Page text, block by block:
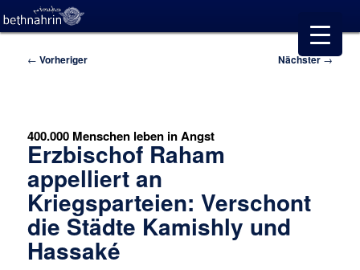
Beitragsnavigation
← Vorheriger Nächster→
400.000 Menschen leben in Angst
Erzbischof Raham
appelliert an
Kriegsparteien: Verschont
die Städte Kamishly und
Hassaké